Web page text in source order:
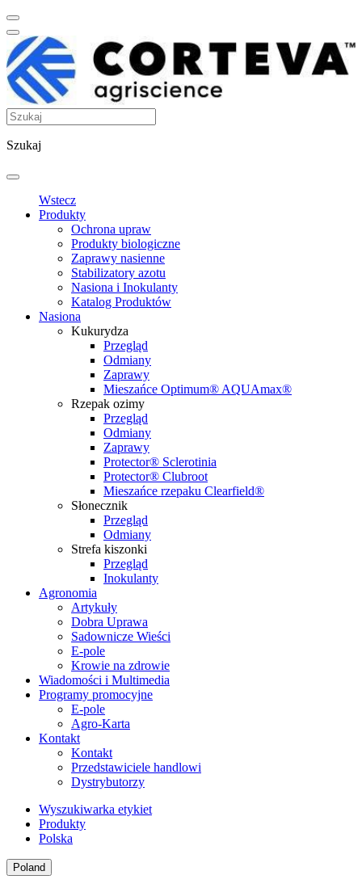
Szukaj
Wstecz
Produkty
Ochrona upraw
Produkty biologiczne
Zaprawy nasienne
Stabilizatory azotu
Nasiona i Inokulanty
Katalog Produktów
Nasiona
Kukurydza
Przegląd
Odmiany
Zaprawy
Mieszańce Optimum® AQUAmax®
Rzepak ozimy
Przegląd
Odmiany
Zaprawy
Protector® Sclerotinia
Protector® Clubroot
Mieszańce rzepaku Clearfield®
Słonecznik
Przegląd
Odmiany
Strefa kiszonki
Przegląd
Inokulanty
Agronomia
Artykuły
Dobra Uprawa
Sadownicze Wieści
E-pole
Krowie na zdrowie
Wiadomości i Multimedia
Programy promocyjne
E-pole
Agro-Karta
Kontakt
Kontakt
Przedstawiciele handlowi
Dystrybutorzy
Wyszukiwarka etykiet
Produkty
Polska
Poland